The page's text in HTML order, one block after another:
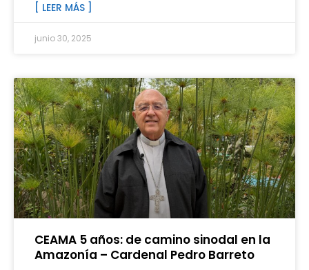
[ LEER MÁS ]
junio 30, 2025
CEAMA 5 años: de camino sinodal en la
Amazonía – Cardenal Pedro Barreto